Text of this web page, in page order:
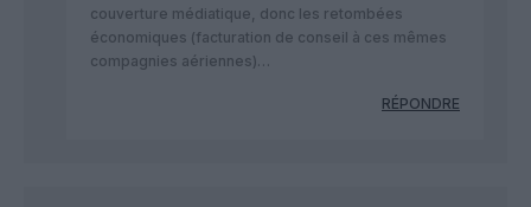
couverture médiatique, donc les retombées
économiques (facturation de conseil à ces mêmes
compagnies aériennes)…
RÉPONDRE